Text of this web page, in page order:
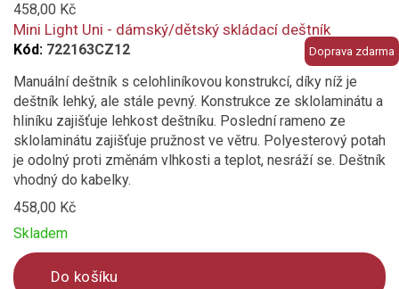
fialová
tmavě šedá
světle šedá
černá
Doprava zdarma
458,00 Kč
Mini Light Uni - dámský/dětský skládací deštník
Kód: 722163CZ12
Manuální deštník s celohliníkovou konstrukcí, díky níž je
deštník lehký, ale stále pevný. Konstrukce ze sklolaminátu a
hliníku zajišťuje lehkost deštníku. Poslední rameno ze
sklolaminátu zajišťuje pružnost ve větru. Polyesterový potah
je odolný proti změnám vlhkosti a teplot, nesráží se. Deštník
vhodný do kabelky.
458,00 Kč
Skladem
Do košíku